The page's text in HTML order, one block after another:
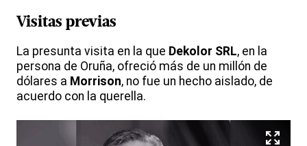
Visitas previas
La presunta visita en la que Dekolor SRL, en la
persona de Oruña, ofreció más de un millón de
dólares a Morrison, no fue un hecho aislado, de
acuerdo con la querella.